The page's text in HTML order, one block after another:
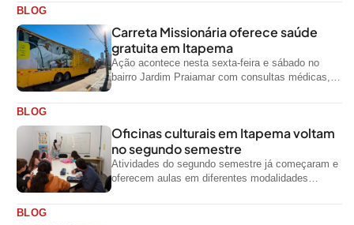
BLOG
Carreta Missionária oferece saúde
gratuita em Itapema
Ação acontece nesta sexta-feira e sábado no
bairro Jardim Praiamar com consultas médicas,
BLOG
Oficinas culturais em Itapema voltam
no segundo semestre
Atividades do segundo semestre já começaram e
oferecem aulas em diferentes modalidades
BLOG